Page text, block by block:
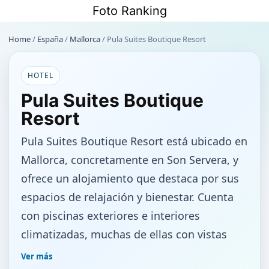
contenido
Foto Ranking
Home/ España/ Mallorca/ Pula Suites Boutique Resort
HOTEL
Pula Suites Boutique
Resort
Pula Suites Boutique Resort está ubicado en
Mallorca, concretamente en Son Servera, y
ofrece un alojamiento que destaca por sus
espacios de relajación y bienestar. Cuenta
con piscinas exteriores e interiores
climatizadas, muchas de ellas con vistas
panorámicas a jardines, montañas y
Ver más